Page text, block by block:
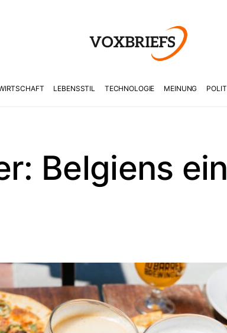
LEBENSSTIL TECHNOLOGIE MEINUNG
Belgiens